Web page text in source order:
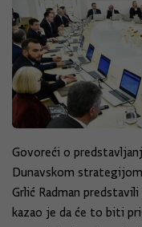
Govoreći o
Dunavskom
Grlić Radman
kazao je da će to biti